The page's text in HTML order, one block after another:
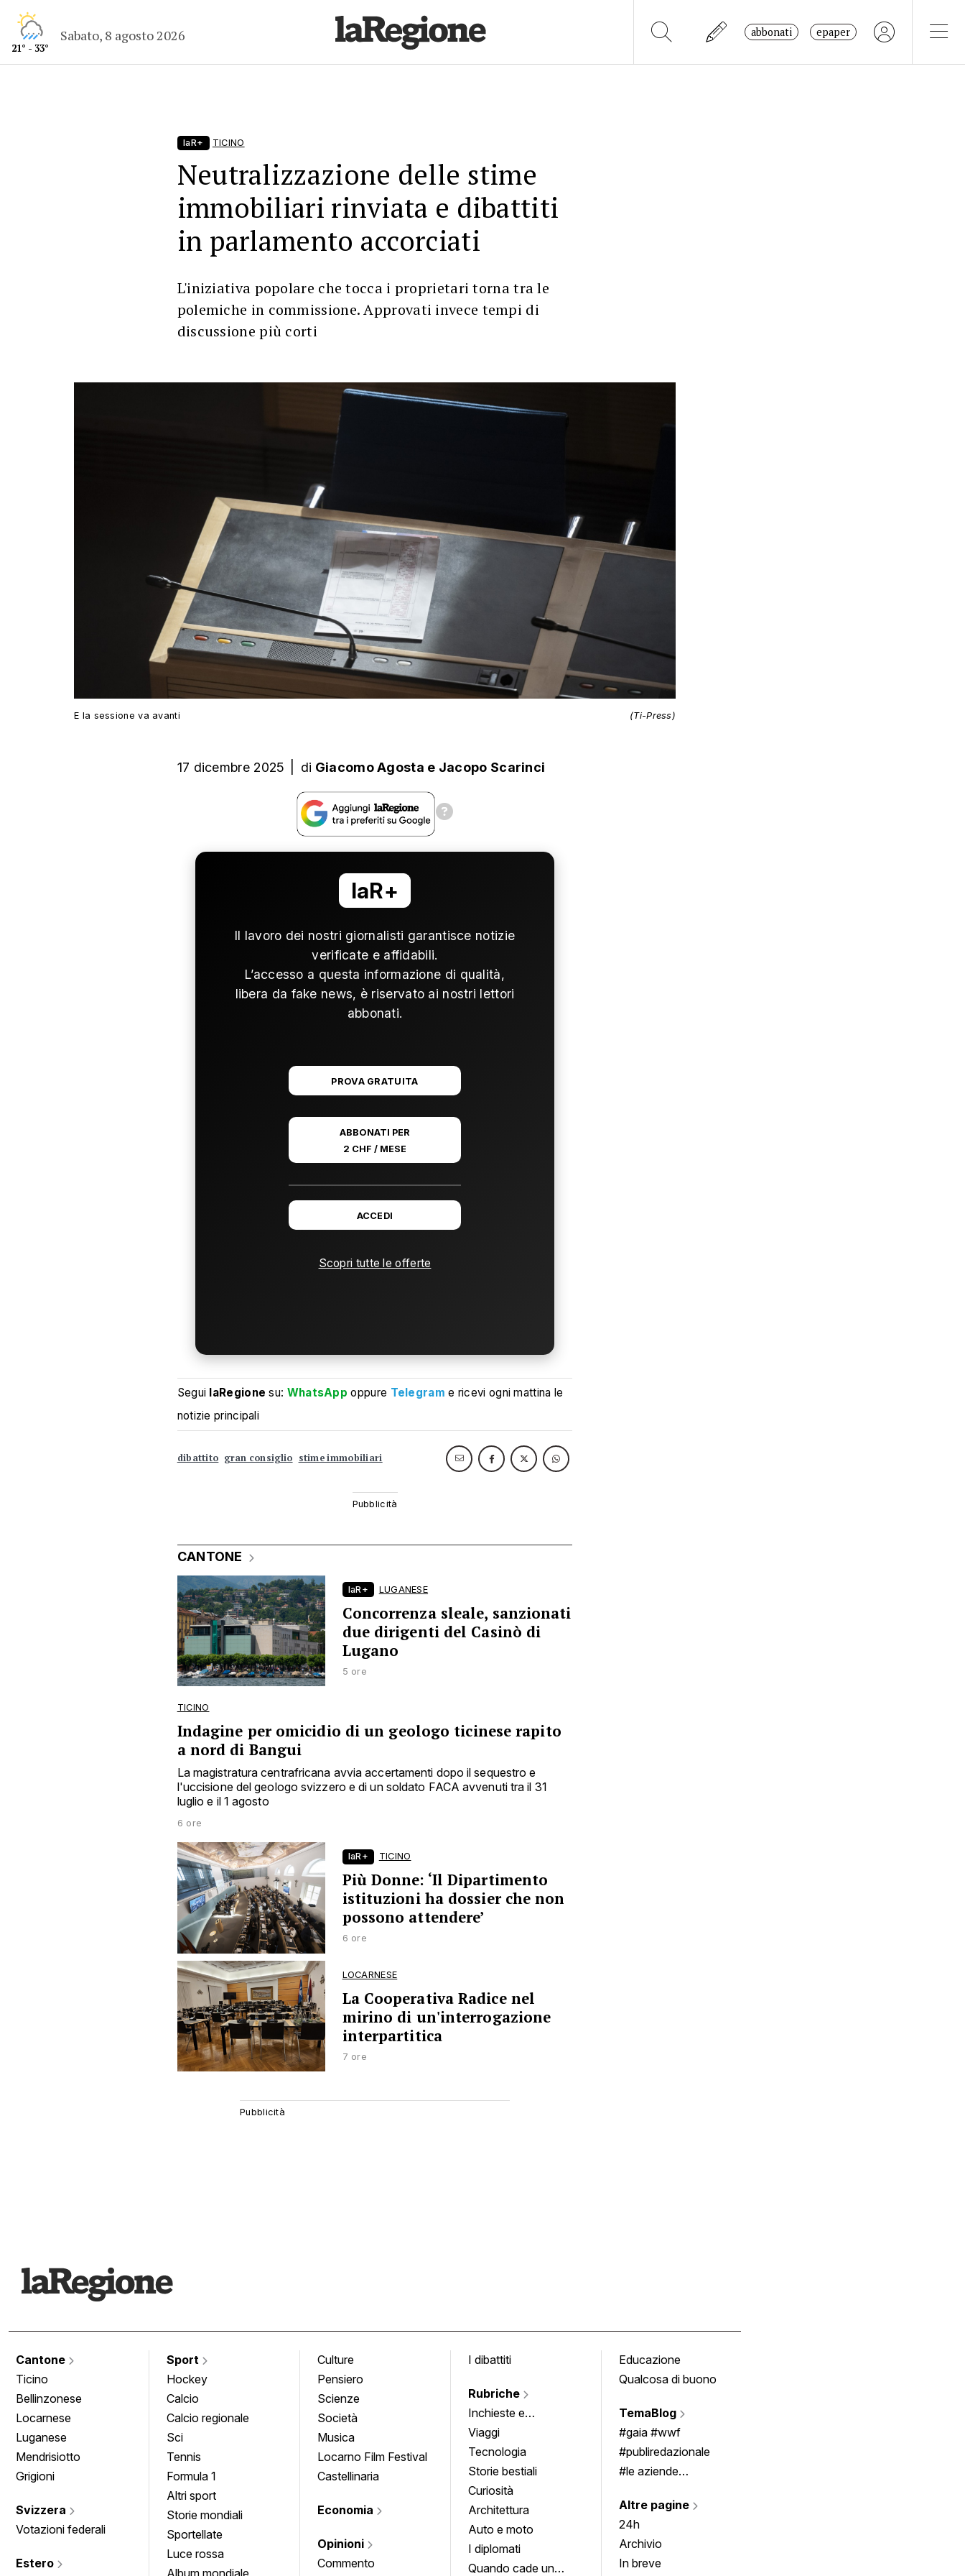
21° - 33°
Sabato, 8 agosto 2026 abbonati epaper
laR+ TICINO
Neutralizzazione delle stime
immobiliari rinviata e dibattiti
in parlamento accorciati
L'iniziativa popolare che tocca i proprietari torna tra le
polemiche in commissione. Approvati invece tempi di
discussione più corti
E la sessione va avanti (Ti-Press)
17 dicembre 2025 di Giacomo Agosta e Jacopo Scarinci
laR+
Il lavoro dei nostri giornalisti garantisce notizie
verificate e affidabili.
L’accesso a questa informazione di qualità,
libera da fake news, è riservato ai nostri lettori
abbonati.
PROVA GRATUITA
ABBONATI PER
2 CHF / MESE
ACCEDI
Scopri tutte le offerte
Segui laRegione su: WhatsApp oppure Telegram e ricevi ogni mattina le
notizie principali
dibattito gran consiglio stime immobiliari
CANTONE
laR+ LUGANESE
Concorrenza sleale, sanzionati
due dirigenti del Casinò di
Lugano
5 ore
TICINO
Indagine per omicidio di un geologo ticinese rapito
a nord di Bangui
La magistratura centrafricana avvia accertamenti dopo il sequestro e
l'uccisione del geologo svizzero e di un soldato FACA avvenuti tra il 31
luglio e il 1 agosto
6 ore
laR+ TICINO
Più Donne: ‘Il Dipartimento
istituzioni ha dossier che non
possono attendere’
6 ore
LOCARNESE
La Cooperativa Radice nel
mirino di un'interrogazione
interpartitica
7 ore
Cantone
Ticino
Bellinzonese
Locarnese
Luganese
Mendrisiotto
Grigioni
Svizzera
Votazioni federali
Estero
Sport
Hockey
Calcio
Calcio regionale
Sci
Tennis
Formula 1
Altri sport
Storie mondiali
Sportellate
Luce rossa
Culture
Pensiero
Scienze
Società
Musica
Locarno Film Festival
Castellinaria
Economia
Opinioni
Commento
I dibattiti
Rubriche
Inchieste e
approfondimenti
Viaggi
Tecnologia
Storie bestiali
Curiosità
Architettura
Auto e moto
I diplomati
Quando cade un
Educazione
Qualcosa di buono
TemaBlog
#gaia #wwf
#publiredazionale
#le aziende
Altre pagine
24h
Archivio
In breve